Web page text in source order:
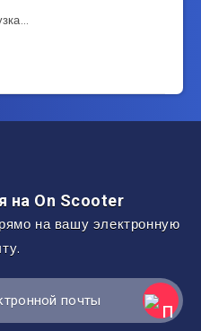
на On Scooter
на вашу электронную